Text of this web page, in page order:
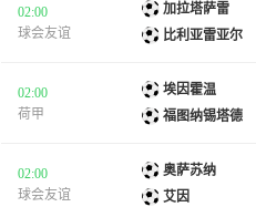
02:00
球会友谊
加拉塔萨雷
比利亚雷亚尔
02:00
荷甲
埃因霍温
福图纳锡塔德
02:00
球会友谊
奥萨苏纳
艾因